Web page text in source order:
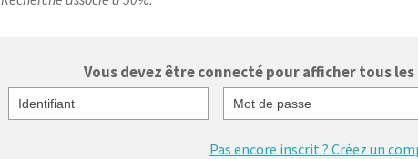
Vous devez être connecté pour afficher tous
Identifiant
Mot de passe
Pas encore inscrit ? Créez un